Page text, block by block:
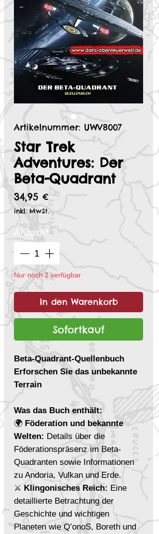
Artikelnummer: UWV8007
Star Trek
Adventures: Der
Beta-Quadrant
34,95 €Preis
inkl. MwSt.
Anzahl *
Nur noch 2 verfügbar
In den Warenkorb
Sofortkauf
Beta-Quadrant-Quellenbuch
Erforschen Sie das unbekannte
Terrain
Was das Buch enthält:
🌍 Föderation und bekannte
Welten: Details über die
Föderationspräsenz im Beta-
Quadranten sowie Informationen
zu Andoria, Vulkan und Erde.
⚔️ Klingonisches Reich: Eine
detaillierte Betrachtung der
Geschichte und wichtigen
Planeten wie Q’onoS, Boreth und